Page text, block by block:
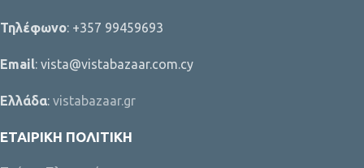
Τηλέφωνο: +357 99459693
Email: vista@vistabazaar.com.cy
Ελλάδα: vistabazaar.gr
ΕΤΑΙΡΙΚΉ ΠΟΛΙΤΙΚΉ